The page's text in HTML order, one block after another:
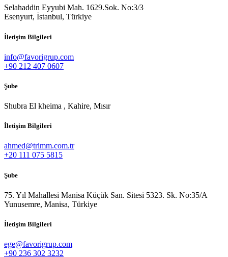
Selahaddin Eyyubi Mah. 1629.Sok. No:3/3
Esenyurt, İstanbul, Türkiye
İletişim Bilgileri
info@favorigrup.com
+90 212 407 0607
Şube
Shubra El kheima , Kahire, Mısır
İletişim Bilgileri
ahmed@trimm.com.tr
+20 111 075 5815
Şube
75. Yıl Mahallesi Manisa Küçük San. Sitesi 5323. Sk. No:35/A
Yunusemre, Manisa, Türkiye
İletişim Bilgileri
ege@favorigrup.com
+90 236 302 3232